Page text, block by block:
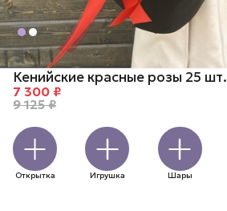
Кенийские красные розы 25 шт.
7 300 ₽
9 125 ₽
Открытка Игрушка Шары